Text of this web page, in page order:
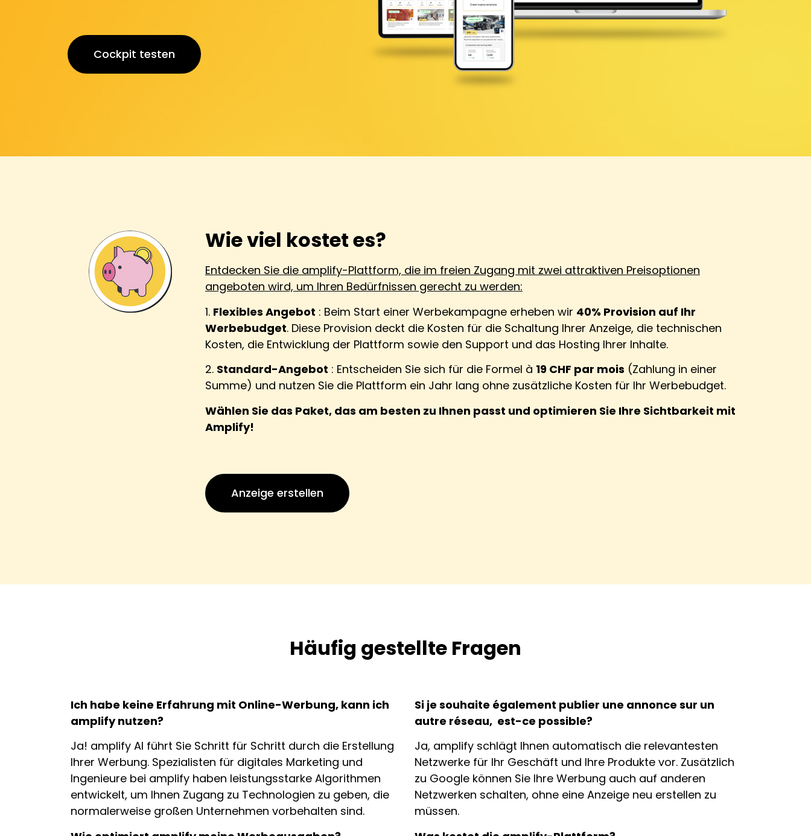
Cockpit testen
Wie viel kostet es?
Entdecken Sie die amplify-Plattform, die im freien Zugang mit zwei attraktiven Preisoptionen
angeboten wird, um Ihren Bedürfnissen gerecht zu werden:
1. Flexibles Angebot : Beim Start einer Werbekampagne erheben wir 40% Provision auf Ihr
Werbebudget. Diese Provision deckt die Kosten für die Schaltung Ihrer Anzeige, die technischen
Kosten, die Entwicklung der Plattform sowie den Support und das Hosting Ihrer Inhalte.
2. Standard-Angebot : Entscheiden Sie sich für die Formel à 19 CHF par mois (Zahlung in einer
Summe) und nutzen Sie die Plattform ein Jahr lang ohne zusätzliche Kosten für Ihr Werbebudget.
Wählen Sie das Paket, das am besten zu Ihnen passt und optimieren Sie Ihre Sichtbarkeit mit
Amplify!
Anzeige erstellen
Häufig gestellte Fragen
Ich habe keine Erfahrung mit Online-Werbung, kann ich
amplify nutzen?
Ja! amplify AI führt Sie Schritt für Schritt durch die Erstellung
Ihrer Werbung. Spezialisten für digitales Marketing und
Ingenieure bei amplify haben leistungsstarke Algorithmen
entwickelt, um Ihnen Zugang zu Technologien zu geben, die
normalerweise großen Unternehmen vorbehalten sind.
Si je souhaite également publier une annonce sur un
autre réseau, est-ce possible?
Ja, amplify schlägt Ihnen automatisch die relevantesten
Netzwerke für Ihr Geschäft und Ihre Produkte vor. Zusätzlich
zu Google können Sie Ihre Werbung auch auf anderen
Netzwerken schalten, ohne eine Anzeige neu erstellen zu
müssen.